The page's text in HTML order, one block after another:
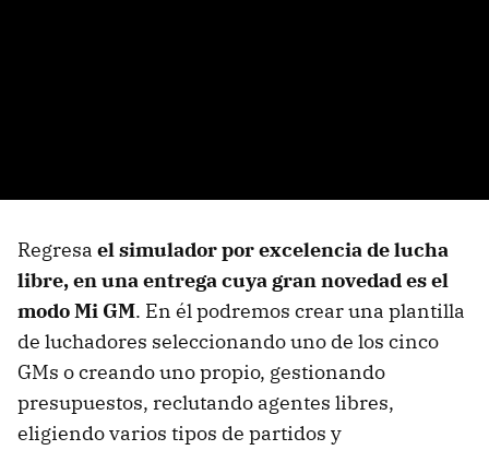
Regresa el simulador por excelencia de lucha
libre, en una entrega cuya gran novedad es el
modo Mi GM. En él podremos crear una plantilla
de luchadores seleccionando uno de los cinco
GMs o creando uno propio, gestionando
presupuestos, reclutando agentes libres,
eligiendo varios tipos de partidos y